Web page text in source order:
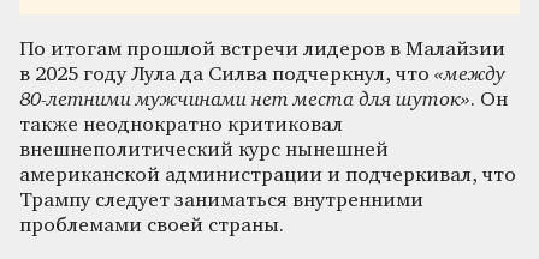
По итогам прошлой встречи лидеров в Малайзии
в 2025 году Лула да Силва подчеркнул, что «между
80-летними мужчинами нет места для шуток». Он
также неоднократно критиковал
внешнеполитический курс нынешней
американской администрации и подчеркивал, что
Трампу следует заниматься внутренними
проблемами своей страны.